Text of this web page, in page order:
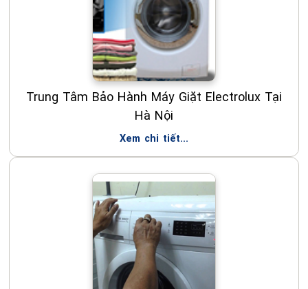
Trung Tâm Bảo Hành Máy Giặt Electrolux Tại
Hà Nội
Xem chi tiết...